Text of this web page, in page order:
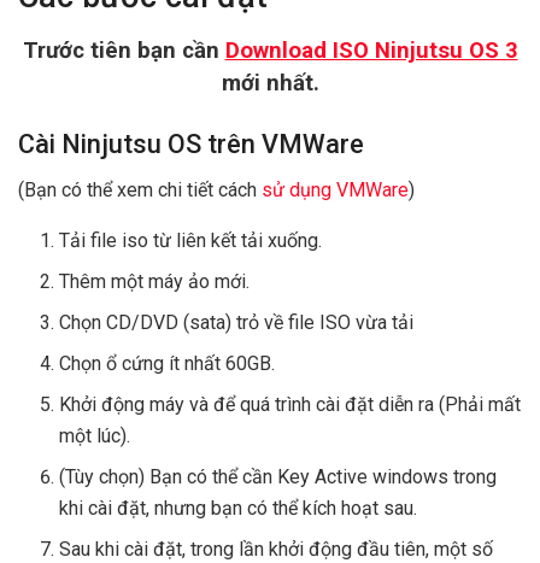
Trước tiên bạn cần Download ISO Ninjutsu OS 3
mới nhất.
Cài Ninjutsu OS trên VMWare
(Bạn có thể xem chi tiết cách sử dụng VMWare)
Tải file iso từ liên kết tải xuống.
Thêm một máy ảo mới.
Chọn CD/DVD (sata) trỏ về file ISO vừa tải
Chọn ổ cứng ít nhất 60GB.
Khởi động máy và để quá trình cài đặt diễn ra (Phải mất
một lúc).
(Tùy chọn) Bạn có thể cần Key Active windows trong
khi cài đặt, nhưng bạn có thể kích hoạt sau.
Sau khi cài đặt, trong lần khởi động đầu tiên, một số